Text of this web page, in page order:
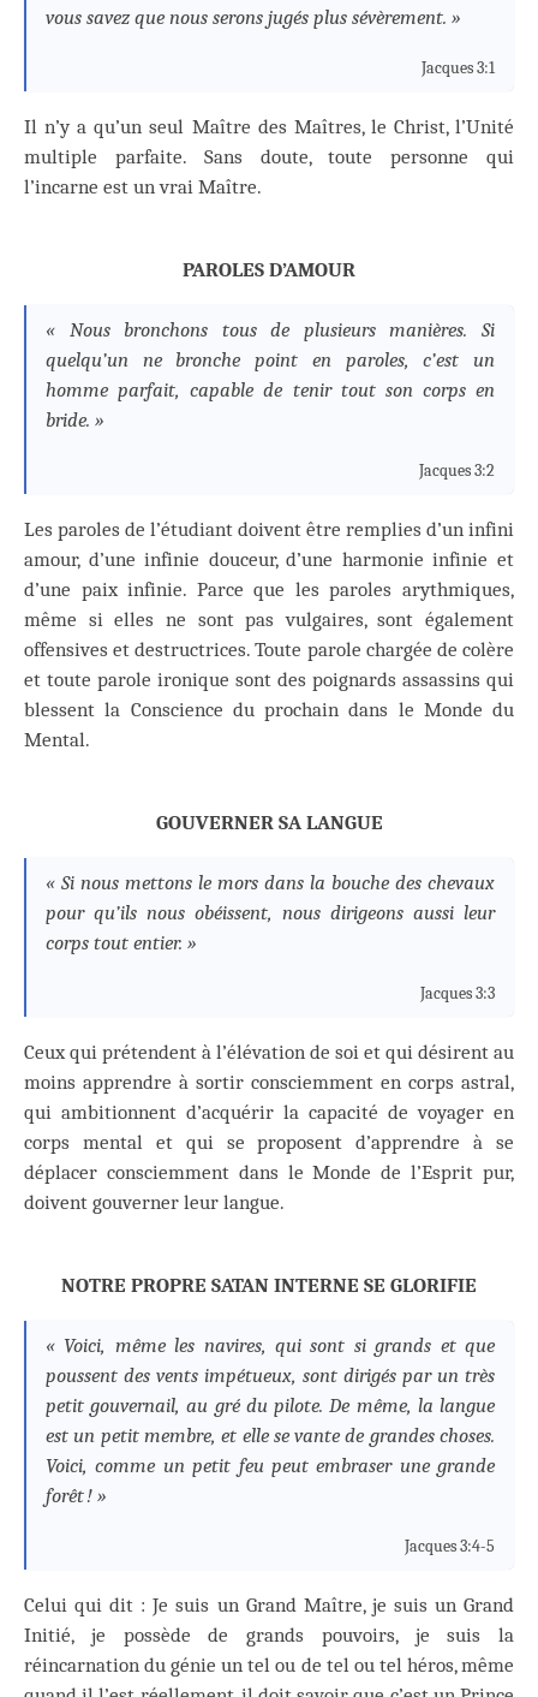
vous savez que nous serons jugés plus sévèrement. »
Jacques 3:1
Il n’y a qu’un seul Maître des Maîtres, le Christ, l’Unité
multiple parfaite. Sans doute, toute personne qui
l’incarne est un vrai Maître.
PAROLES D’AMOUR
« Nous bronchons tous de plusieurs manières. Si
quelqu’un ne bronche point en paroles, c’est un
homme parfait, capable de tenir tout son corps en
bride. »
Jacques 3:2
Les paroles de l’étudiant doivent être remplies d’un infini
amour, d’une infinie douceur, d’une harmonie infinie et
d’une paix infinie. Parce que les paroles arythmiques,
même si elles ne sont pas vulgaires, sont également
offensives et destructrices. Toute parole chargée de colère
et toute parole ironique sont des poignards assassins qui
blessent la Conscience du prochain dans le Monde du
Mental.
GOUVERNER SA LANGUE
« Si nous mettons le mors dans la bouche des chevaux
pour qu’ils nous obéissent, nous dirigeons aussi leur
corps tout entier. »
Jacques 3:3
Ceux qui prétendent à l’élévation de soi et qui désirent au
moins apprendre à sortir consciemment en corps astral,
qui ambitionnent d’acquérir la capacité de voyager en
corps mental et qui se proposent d’apprendre à se
déplacer consciemment dans le Monde de l’Esprit pur,
doivent gouverner leur langue.
NOTRE PROPRE SATAN INTERNE SE GLORIFIE
« Voici, même les navires, qui sont si grands et que
poussent des vents impétueux, sont dirigés par un très
petit gouvernail, au gré du pilote. De même, la langue
est un petit membre, et elle se vante de grandes choses.
Voici, comme un petit feu peut embraser une grande
forêt ! »
Jacques 3:4-5
Celui qui dit : Je suis un Grand Maître, je suis un Grand
Initié, je possède de grands pouvoirs, je suis la
réincarnation du génie un tel ou de tel ou tel héros, même